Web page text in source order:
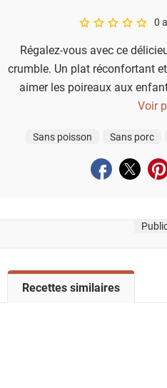
A star rating of 00
Régalez-vous avec ce
crumble. Un plat réconfortant
aimer les poireaux aux
donner envie d’en
Voir
Sans poisson Sans porc
Partager sur
Partager
o
Recettes similaires